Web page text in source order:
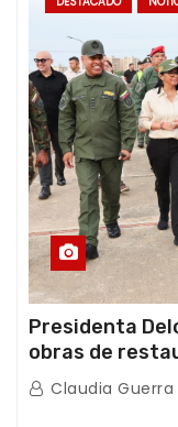
Presidenta
obras de
afectaciones
Claudia Guerra